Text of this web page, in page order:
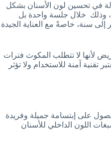
في تحسين لون الأسنان بشكل
تبييض لـ 8 درجات، وذلك خلال جلسة واحدة بل
لفترة طويلة من 6 أشهر إلى سنة، خاصةً مع العناية الجيدة
لأنها لا تتطلب المكوث فترات
آمنة للاستخدام ولا تؤثر
على إبتسامة جميلة وفريدة
اللون الداخلي للأسنان